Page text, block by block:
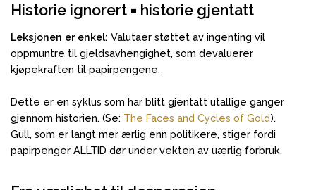
Historie ignorert = historie gjentatt
Leksjonen er enkel: Valutaer støttet av ingenting vil
oppmuntre til gjeldsavhengighet, som devaluerer
kjøpekraften til papirpengene.
Dette er en syklus som har blitt gjentatt utallige ganger
gjennom historien. (Se: The Faces and Cycles of Gold).
Gull, som er langt mer ærlig enn politikere, stiger fordi
papirpenger ALLTID dør under vekten av uærlig forbruk.